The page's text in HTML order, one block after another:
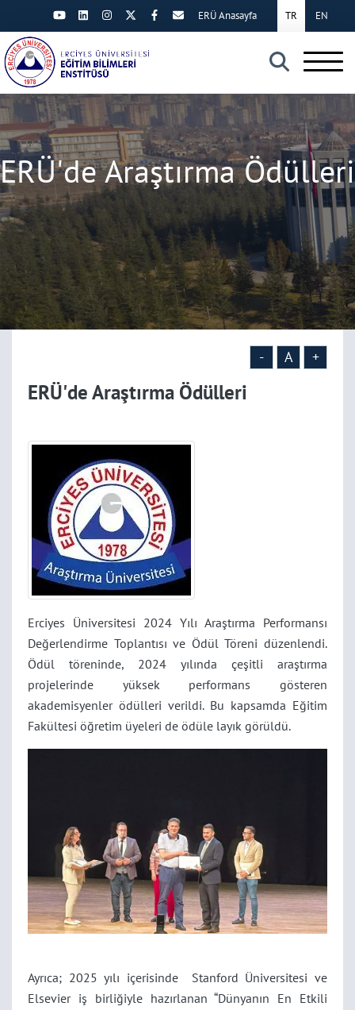
×
TR EN
ERÜ Anasayfa
ERÜ'de Araştırma Ödülleri
- A +
ERÜ'de Araştırma Ödülleri
Erciyes Üniversitesi 2024 Yılı Araştırma Performansı
Değerlendirme Toplantısı ve Ödül Töreni düzenlendi.
Ödül töreninde, 2024 yılında çeşitli araştırma
projelerinde yüksek performans gösteren
akademisyenler ödülleri verildi. Bu kapsamda Eğitim
Fakültesi öğretim üyeleri de ödüle layık görüldü.
Ayrıca; 2025 yılı içerisinde Stanford Üniversitesi ve
Elsevier iş birliğiyle hazırlanan “Dünyanın En Etkili